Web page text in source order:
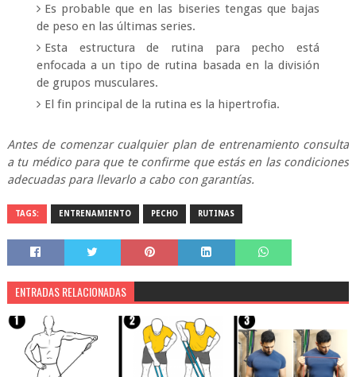
Es probable que en las biseries tengas que bajas
de peso en las últimas series.
Esta estructura de rutina para pecho está
enfocada a un tipo de rutina basada en la división
de grupos musculares.
El fin principal de la rutina es la hipertrofia.
Antes de comenzar cualquier plan de entrenamiento consulta
a tu médico para que te confirme que estás en las condiciones
adecuadas para llevarlo a cabo con garantías.
TAGS: ENTRENAMIENTO PECHO RUTINAS
ENTRADAS RELACIONADAS